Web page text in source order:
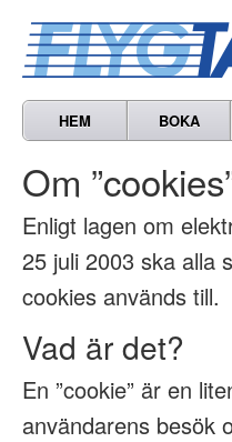
HEM BOKA
Om
Enligt lagen om
25 juli 2003 ska alla
cookies används till.
Vad är det?
En ”cookie” är en
användarens besök